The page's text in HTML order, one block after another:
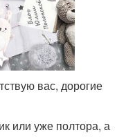
дорогие
или уже полтора, а